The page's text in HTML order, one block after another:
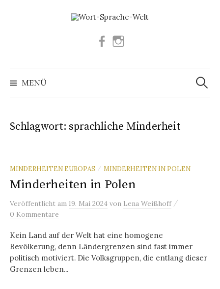
Facebook
MENÜ
Suchen
nach:
Schlagwort: sprachliche Minderheit
MINDERHEITEN EUROPAS / MINDERHEITEN IN POLEN
Minderheiten in Polen
Veröffentlicht am 19. Mai 2024 von Lena Weißhoff /
0 Kommentare
Kein Land auf der Welt hat eine homogene
Bevölkerung, denn Ländergrenzen sind fast immer
politisch motiviert. Die Volksgruppen, die entlang dieser
Grenzen leben...